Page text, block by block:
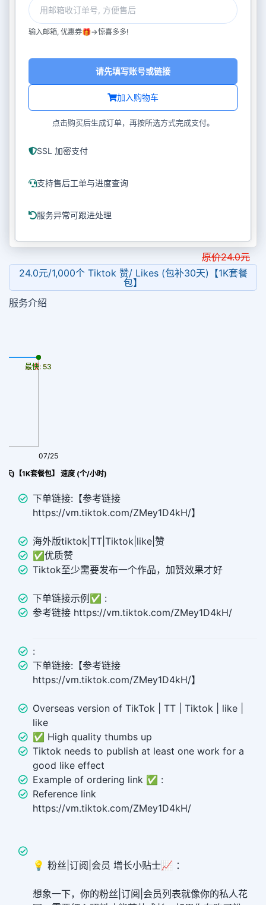
输入邮箱, 优惠券🎁->惊喜多多!
加入购物车
请先填写账号或链接
点击购买后生成订单，再按所选方式完成支付。
SSL 加密支付
支持售后工单与进度查询
服务异常可跟进处理
原价24.0元
24.0元/1,000个 Tiktok 赞/ Likes (包补30天)【1K套餐
包】
服务介绍
)【1K套餐包】 速度 (个/小时)
07/25
最慢: 53
最快: 53
下单链接:【参考链接
https://vm.tiktok.com/ZMey1D4kH/】
海外版tiktok|TT|Tiktok|like|赞
✅优质赞
Tiktok至少需要发布一个作品，加赞效果才好
下单链接示例✅ :
参考链接 https://vm.tiktok.com/ZMey1D4kH/
:
下单链接:【参考链接
https://vm.tiktok.com/ZMey1D4kH/】
Overseas version of TikTok | TT | Tiktok | like |
like
✅ High quality thumbs up
Tiktok needs to publish at least one work for a
good like effect
Example of ordering link ✅ :
Reference link
https://vm.tiktok.com/ZMey1D4kH/
💡 粉丝|订阅|会员 增长小贴士📈 ：
想象一下，你的粉丝|订阅|会员列表就像你的私人花